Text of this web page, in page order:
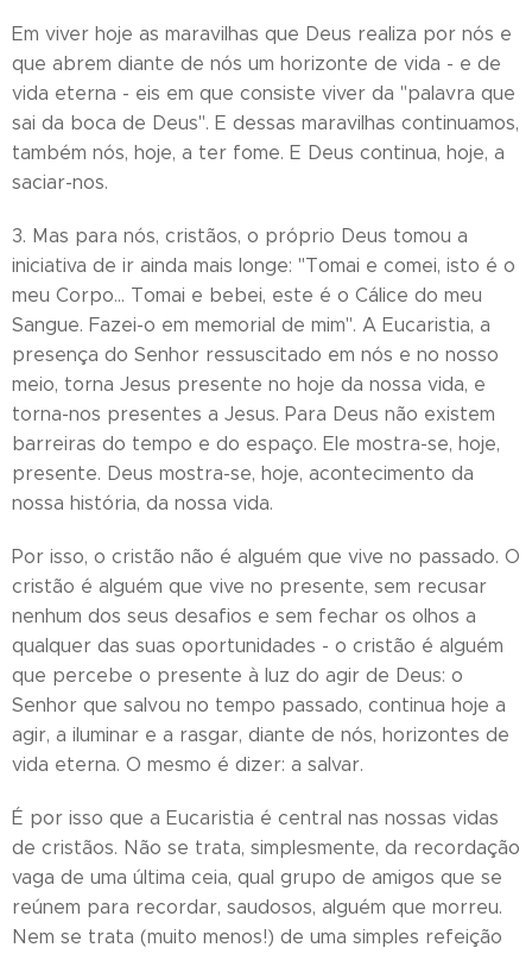
Em viver hoje as maravilhas que Deus realiza por nós e
que abrem diante de nós um horizonte de vida - e de
vida eterna - eis em que consiste viver da "palavra que
sai da boca de Deus". E dessas maravilhas continuamos,
também nós, hoje, a ter fome. E Deus continua, hoje, a
saciar-nos.
3. Mas para nós, cristãos, o próprio Deus tomou a
iniciativa de ir ainda mais longe: "Tomai e comei, isto é o
meu Corpo... Tomai e bebei, este é o Cálice do meu
Sangue. Fazei-o em memorial de mim". A Eucaristia, a
presença do Senhor ressuscitado em nós e no nosso
meio, torna Jesus presente no hoje da nossa vida, e
torna-nos presentes a Jesus. Para Deus não existem
barreiras do tempo e do espaço. Ele mostra-se, hoje,
presente. Deus mostra-se, hoje, acontecimento da
nossa história, da nossa vida.
Por isso, o cristão não é alguém que vive no passado. O
cristão é alguém que vive no presente, sem recusar
nenhum dos seus desafios e sem fechar os olhos a
qualquer das suas oportunidades - o cristão é alguém
que percebe o presente à luz do agir de Deus: o
Senhor que salvou no tempo passado, continua hoje a
agir, a iluminar e a rasgar, diante de nós, horizontes de
vida eterna. O mesmo é dizer: a salvar.
É por isso que a Eucaristia é central nas nossas vidas
de cristãos. Não se trata, simplesmente, da recordação
vaga de uma última ceia, qual grupo de amigos que se
reúnem para recordar, saudosos, alguém que morreu.
Nem se trata (muito menos!) de uma simples refeição